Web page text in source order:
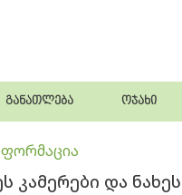
განათლება ოჯახი
კამერები და ნახეს